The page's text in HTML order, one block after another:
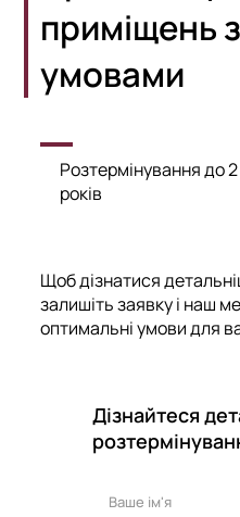
Дізнайтеся
приміщень
умовами
Розтермінування до 2
років
Щоб дізнатися
залишіть заявку і наш
оптимальні умови для